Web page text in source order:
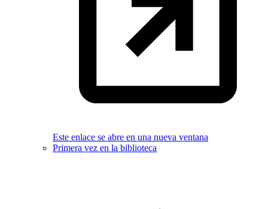
Este enlace se abre en una nueva ventana
Primera vez en la biblioteca